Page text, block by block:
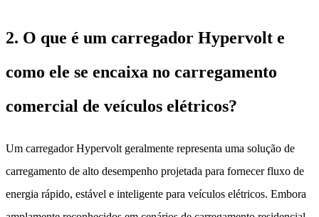
2. O que é um carregador Hypervolt e
como ele se encaixa no carregamento
comercial de veículos elétricos?
Um carregador Hypervolt geralmente representa uma solução de
carregamento de alto desempenho projetada para fornecer fluxo de
energia rápido, estável e inteligente para veículos elétricos. Embora